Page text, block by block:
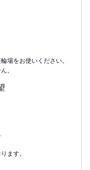
場をお使いください。
。
ます。